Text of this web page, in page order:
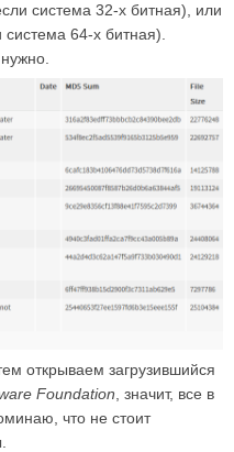
система 32-х битная), или
64-х битная).
открываем загрузившийся
Foundation , значит, все в
что не стоит